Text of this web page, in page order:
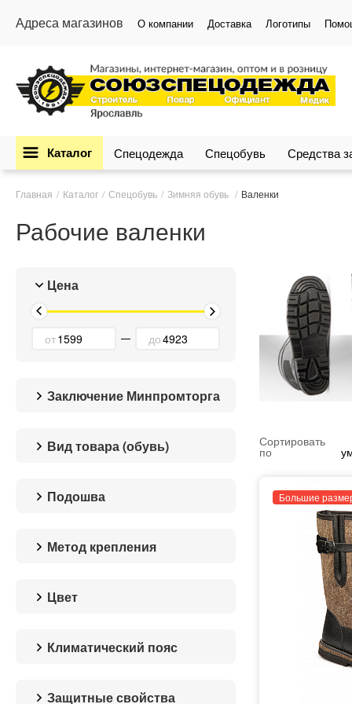
Адреса магазинов О компании Доставка Логотипы
Каталог Спецодежда Спецобувь Средства
Главная Каталог Спецобувь Зимняя обувь Валенки
Рабочие валенки
Цена
от до
Заключение Минпромторга
Вид товара (обувь)
Подошва
Резина
Метод крепления
литьевой
Цвет
Климатический пояс
защиты)
Защитные свойства
Сортировать
по
Большие